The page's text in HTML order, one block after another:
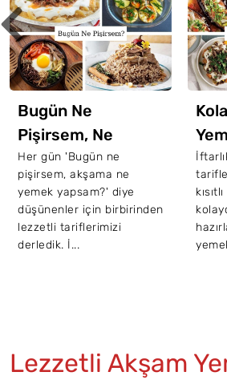
Bugün Ne
Pişirsem, Ne
Yemek Yapsam
Diyenler İçin 65
Nefis Tarif
Her gün 'Bugün ne
pişirsem, akşama ne
yemek yapsam?' diye
düşünenler için birbirinden
lezzetli tariflerimizi
derledik. İ...
İçin
Lezzetli Akşam